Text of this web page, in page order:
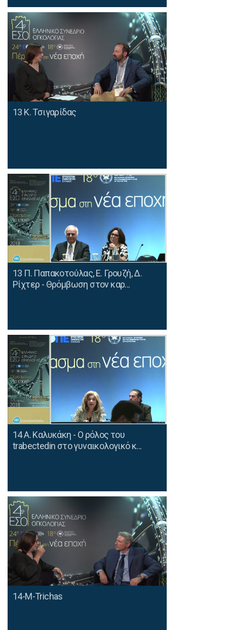
13 Κ. Τσιγαρίδας
13 Π. Παπακοτούλας, Ε. Γρουζή, Δ.
Ρίχτερ - Θρόμβωση στον καρ...
14 Α. Καλυκάκη - Ο ρόλος του
trabectedin στο γυναικολογικό κ...
14-M-Trichas